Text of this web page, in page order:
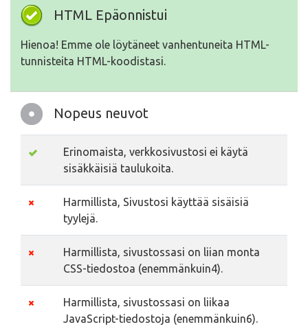
HTML Epäonnistui
Hienoa! Emme ole löytäneet vanhentuneita HTML-
tunnisteita HTML-koodistasi.
Nopeus neuvot
Erinomaista, verkkosivustosi ei käytä
sisäkkäisiä taulukoita.
Harmillista, Sivustosi käyttää sisäisiä
tyylejä.
Harmillista, sivustossasi on liian monta
CSS-tiedostoa (enemmänkuin4).
Harmillista, sivustossasi on liikaa
JavaScript-tiedostoja (enemmänkuin6).